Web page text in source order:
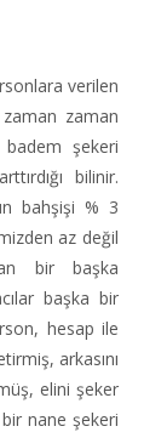
verilen
zaman zaman
şekeri
bilinir.
bahşişi % 3
az değil
bir başka
başka bir
hesap ile
arkasını
elini şeker
nane şekeri